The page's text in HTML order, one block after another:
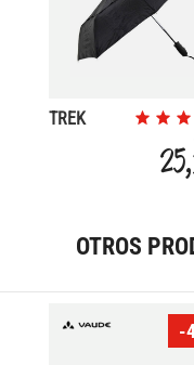
TREK
OTROS
-